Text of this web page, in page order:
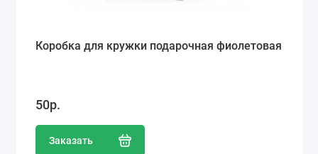
Коробка для кружки подарочная фиолетовая
50р.
Заказать